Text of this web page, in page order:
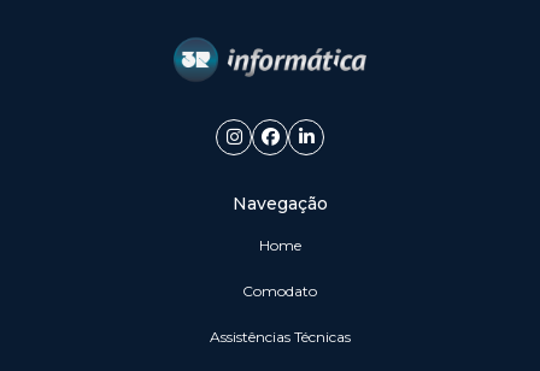
Navegação
Home
Comodato
Assistências Técnicas